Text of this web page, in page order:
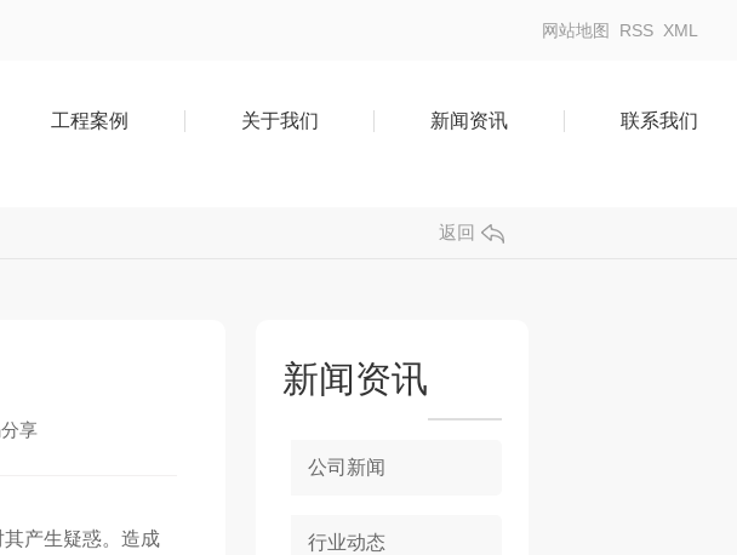
网站地图 RSS XML
工程案例 关于我们 新闻资讯 联系我们
返回
享
产生疑惑。造成
新闻资讯
公司新闻
行业动态